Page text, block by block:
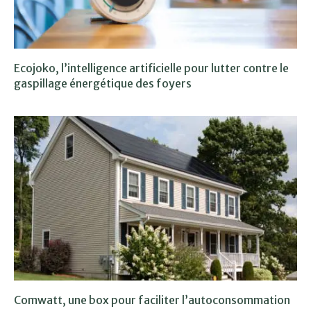
Ecojoko, l’intelligence artificielle pour lutter contre le
gaspillage énergétique des foyers
Comwatt, une box pour faciliter l’autoconsommation